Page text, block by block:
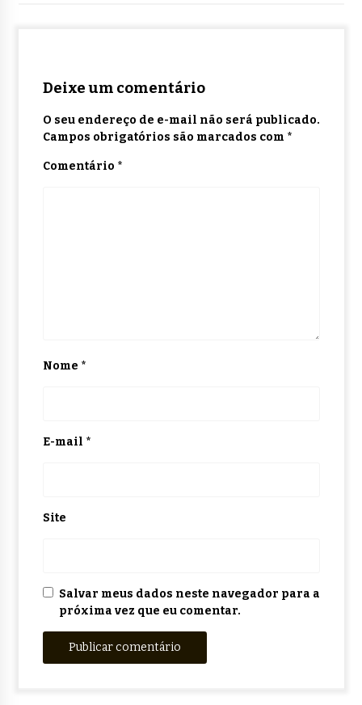
Deixe um comentário
O seu endereço de e-mail não será publicado.
Campos obrigatórios são marcados com *
Comentário *
Nome *
E-mail *
Site
Salvar meus dados neste navegador para a
próxima vez que eu comentar.